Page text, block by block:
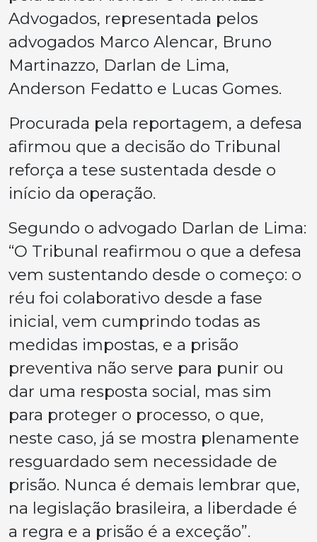
Advogados, representada pelos
advogados Marco Alencar, Bruno
Martinazzo, Darlan de Lima,
Anderson Fedatto e Lucas Gomes.
Procurada pela reportagem, a defesa
afirmou que a decisão do Tribunal
reforça a tese sustentada desde o
início da operação.
Segundo o advogado Darlan de Lima:
“O Tribunal reafirmou o que a defesa
vem sustentando desde o começo: o
réu foi colaborativo desde a fase
inicial, vem cumprindo todas as
medidas impostas, e a prisão
preventiva não serve para punir ou
dar uma resposta social, mas sim
para proteger o processo, o que,
neste caso, já se mostra plenamente
resguardado sem necessidade de
prisão. Nunca é demais lembrar que,
na legislação brasileira, a liberdade é
a regra e a prisão é a exceção”.